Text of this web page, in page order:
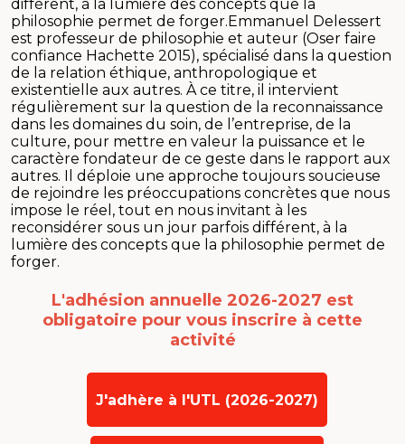
différent, à la lumière des concepts que la
philosophie permet de forger.Emmanuel Delessert
est professeur de philosophie et auteur (Oser faire
confiance Hachette 2015), spécialisé dans la question
de la relation éthique, anthropologique et
existentielle aux autres. À ce titre, il intervient
régulièrement sur la question de la reconnaissance
dans les domaines du soin, de l’entreprise, de la
culture, pour mettre en valeur la puissance et le
caractère fondateur de ce geste dans le rapport aux
autres. Il déploie une approche toujours soucieuse
de rejoindre les préoccupations concrètes que nous
impose le réel, tout en nous invitant à les
reconsidérer sous un jour parfois différent, à la
lumière des concepts que la philosophie permet de
forger.
L'adhésion annuelle 2026-2027 est
obligatoire pour vous inscrire à cette
activité
J'adhère à l'UTL (2026-2027)